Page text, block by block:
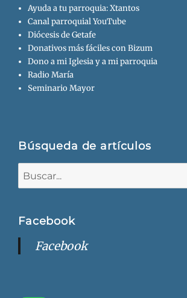
Ayuda a tu parroquia: Xtantos
Canal parroquial YouTube
Diócesis de Getafe
Donativos más fáciles con Bizum
Dono a mi Iglesia y a mi parroquia
Radio María
Seminario Mayor
Búsqueda de artículos
Facebook
Facebook